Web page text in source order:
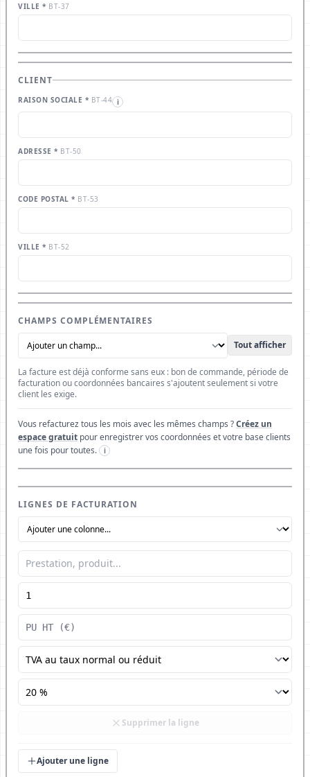
VILLE * BT-37
CLIENT
RAISON SOCIALE * BT-44 i
ADRESSE * BT-50
CODE POSTAL * BT-53
VILLE * BT-52
CHAMPS COMPLÉMENTAIRES
Tout afficher
La facture est déjà conforme sans eux : bon de commande, période de
facturation ou coordonnées bancaires s'ajoutent seulement si votre
client les exige.
Vous refacturez tous les mois avec les mêmes champs ?Créez un
espace gratuit pour enregistrer vos coordonnées et votre base clients
une fois pour toutes.
i
LIGNES DE FACTURATION
Supprimer la ligne
Ajouter une ligne